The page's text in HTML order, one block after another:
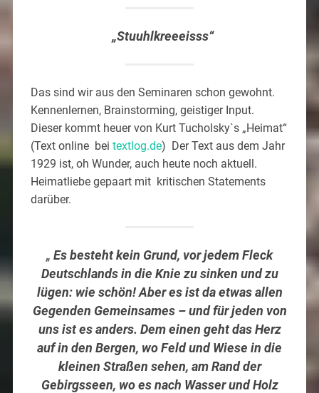
„Stuuhlkreeeisss“
Das sind wir aus den Seminaren schon gewohnt.
Kennenlernen, Brainstorming, geistiger Input.
Dieser kommt heuer von Kurt Tucholsky`s „Heimat“
(Text online bei textlog.de) Der Text aus dem Jahr
1929 ist, oh Wunder, auch heute noch aktuell.
Heimatliebe gepaart mit kritischen Statements
darüber.
„ Es besteht kein Grund, vor jedem Fleck
Deutschlands in die Knie zu sinken und zu
lügen: wie schön! Aber es ist da etwas allen
Gegenden Gemeinsames – und für jeden von
uns ist es anders. Dem einen geht das Herz
auf in den Bergen, wo Feld und Wiese in die
kleinen Straßen sehen, am Rand der
Gebirgsseen, wo es nach Wasser und Holz